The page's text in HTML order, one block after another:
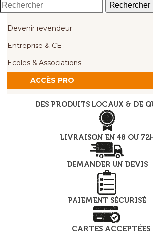
Rechercher
Devenir revendeur
Entreprise & CE
Ecoles & Associations
ACCÈS PRO
DES PRODUITS LOCAUX & DE
LIVRAISON EN 48 OU
DEMANDER UN DEVIS
PAIEMENT SÉCURISÉ
CARTES ACCEPTÉES